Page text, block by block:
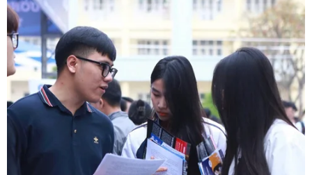
Người dân làm thủ tục xuất nhập cảnh tại Trạm Kiểm soát Biên
phòng (Đồn Biên phòng Cửa khẩu Quốc tế Lệ Thanh). (Nguồn:
baogialai.com.vn)
Những ngày cuối năm, người lính biên phòng
gác lại niềm vui đón Xuân bên gia đình, thầm
lặng nắm chắc tay súng bảo vệ bình yên vùng